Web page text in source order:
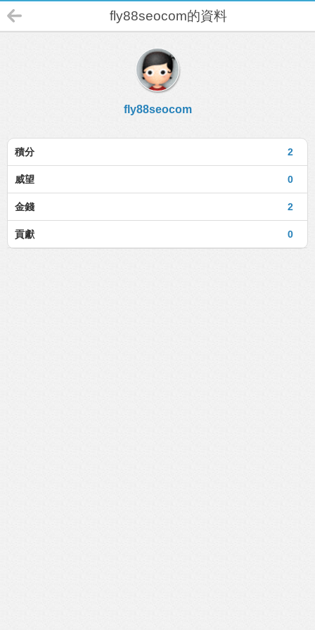
fly88seocom的資料
fly88seocom
2
積分
0
威望
2
金錢
0
貢獻